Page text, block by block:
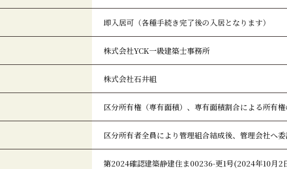
即入居可（各種手続き完了後の入居となります）
株式会社YCK一級建築士事務所
株式会社石井組
区分所有権（専有面積）、専有面積割合による所有
区分所有者全員により管理組合結成後、管理会社へ
第2024確認建築静建住ま00236-更1号(2024年10月2